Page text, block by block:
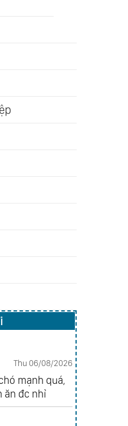
Thu 06/08/2026
mạnh quá,
ăn đc nhỉ